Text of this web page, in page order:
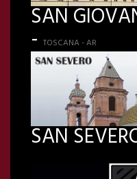
SAN
- TOSCANA - AR
SAN